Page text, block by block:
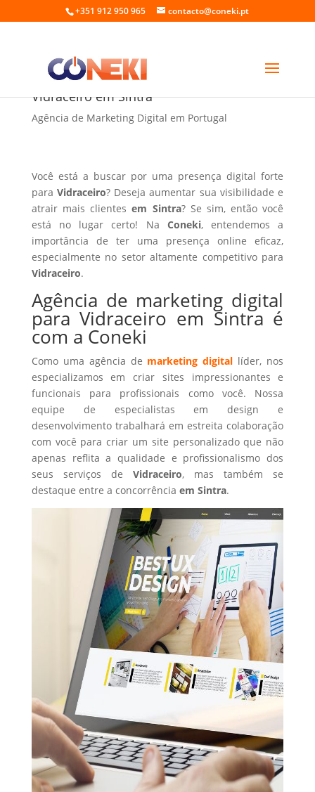
+351 912 950 965 contacto@coneki.pt
Agência de marketing digital para
Vidraceiro em Sintra
Agência de Marketing Digital em Portugal
Você está a buscar por uma presença digital forte
paraVidraceiro? Deseja aumentar sua visibilidade e
atrair mais clientesem Sintra? Se sim, então você
está no lugar certo! Na Coneki, entendemos a
importância de ter uma presença online eficaz,
especialmente no setor altamente competitivo para
Vidraceiro.
Agência de marketing digital
para Vidraceiro em Sintra é
com a Coneki
Como uma agência de marketing digital líder, nos
especializamos em criar sites impressionantes e
funcionais para profissionais como você. Nossa
equipe de especialistas em design e
desenvolvimento trabalhará em estreita colaboração
com você para criar um site personalizado que não
apenas reflita a qualidade e profissionalismo dos
seus serviços de Vidraceiro, mas também se
destaque entre a concorrência em Sintra.